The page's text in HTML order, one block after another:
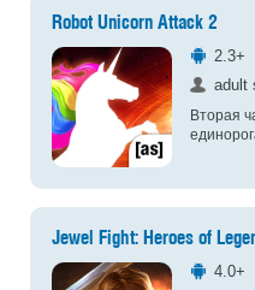
Robot Unicorn Attack 2
2.3+
adult
Вторая
Jewel Fight: Heroes of
4.0+